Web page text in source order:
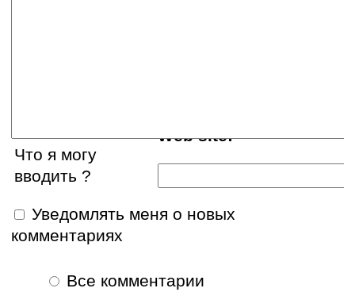
Web site:
Что я могу
вводить ?
Уведомлять меня о новых
комментариях
Все комментарии